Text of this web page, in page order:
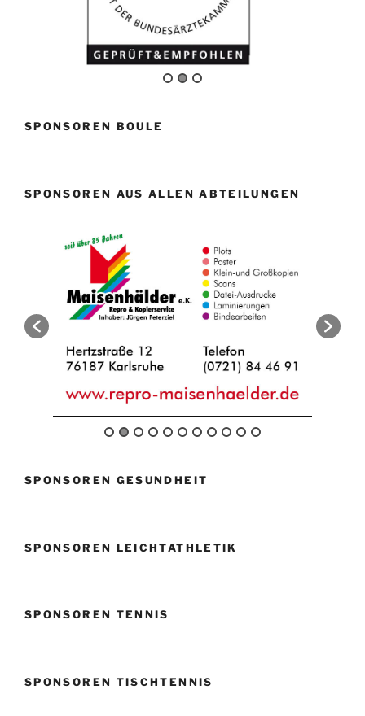
SPONSOREN BOULE
SPONSOREN AUS ALLEN ABTEILUNGEN
SPONSOREN GESUNDHEIT
SPONSOREN LEICHTATHLETIK
SPONSOREN TENNIS
SPONSOREN TISCHTENNIS